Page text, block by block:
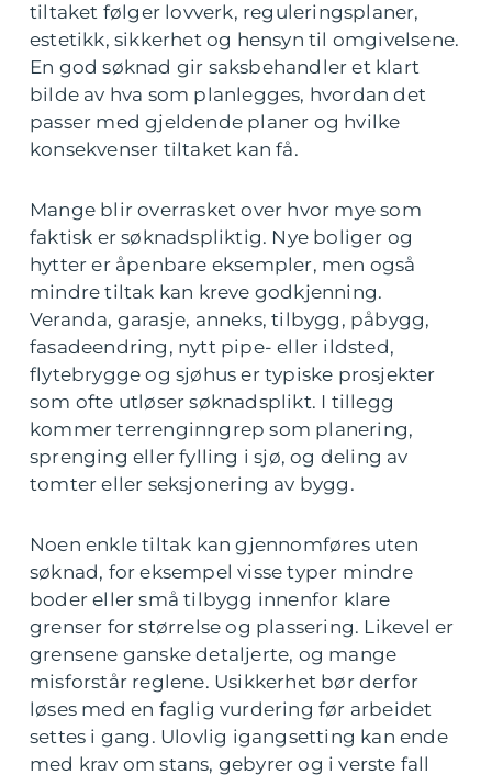
tiltaket følger lovverk, reguleringsplaner,
estetikk, sikkerhet og hensyn til omgivelsene.
En god søknad gir saksbehandler et klart
bilde av hva som planlegges, hvordan det
passer med gjeldende planer og hvilke
konsekvenser tiltaket kan få.
Mange blir overrasket over hvor mye som
faktisk er søknadspliktig. Nye boliger og
hytter er åpenbare eksempler, men også
mindre tiltak kan kreve godkjenning.
Veranda, garasje, anneks, tilbygg, påbygg,
fasadeendring, nytt pipe- eller ildsted,
flytebrygge og sjøhus er typiske prosjekter
som ofte utløser søknadsplikt. I tillegg
kommer terrenginngrep som planering,
sprenging eller fylling i sjø, og deling av
tomter eller seksjonering av bygg.
Noen enkle tiltak kan gjennomføres uten
søknad, for eksempel visse typer mindre
boder eller små tilbygg innenfor klare
grenser for størrelse og plassering. Likevel er
grensene ganske detaljerte, og mange
misforstår reglene. Usikkerhet bør derfor
løses med en faglig vurdering før arbeidet
settes i gang. Ulovlig igangsetting kan ende
med krav om stans, gebyrer og i verste fall